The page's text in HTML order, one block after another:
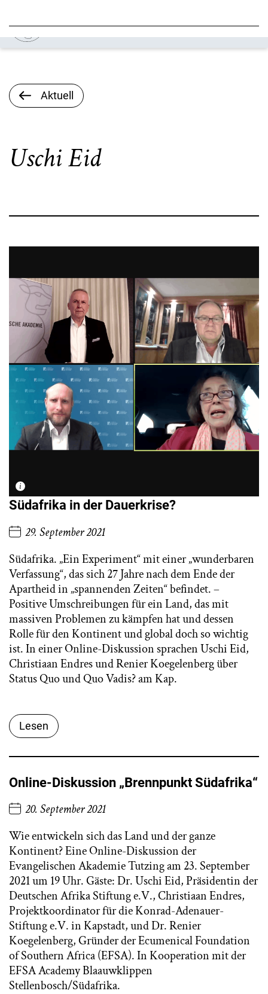
Aktuell
Uschi Eid
Südafrika in der Dauerkrise?
29. September 2021
Südafrika. „Ein Experiment“ mit einer „wunderbaren
Verfassung“, das sich 27 Jahre nach dem Ende der
Apartheid in „spannenden Zeiten“ befindet. –
Positive Umschreibungen für ein Land, das mit
massiven Problemen zu kämpfen hat und dessen
Rolle für den Kontinent und global doch so wichtig
ist. In einer Online-Diskussion sprachen Uschi Eid,
Christiaan Endres und Renier Koegelenberg über
Status Quo und Quo Vadis? am Kap.
Lesen
Online-Diskussion „Brennpunkt Südafrika“
20. September 2021
Wie entwickeln sich das Land und der ganze
Kontinent? Eine Online-Diskussion der
Evangelischen Akademie Tutzing am 23. September
2021 um 19 Uhr. Gäste: Dr. Uschi Eid, Präsidentin der
Deutschen Afrika Stiftung e.V., Christiaan Endres,
Projektkoordinator für die Konrad-Adenauer-
Stiftung e.V. in Kapstadt, und Dr. Renier
Koegelenberg, Gründer der Ecumenical Foundation
of Southern Africa (EFSA). In Kooperation mit der
EFSA Academy Blaauwklippen
Stellenbosch/Südafrika.